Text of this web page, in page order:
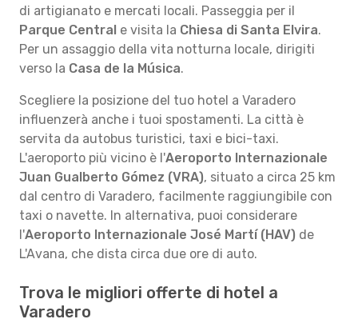
di artigianato e mercati locali. Passeggia per il
Parque Central e visita la Chiesa di Santa Elvira.
Per un assaggio della vita notturna locale, dirigiti
verso la Casa de la Música.
Scegliere la posizione del tuo hotel a Varadero
influenzerà anche i tuoi spostamenti. La città è
servita da autobus turistici, taxi e bici-taxi.
L'aeroporto più vicino è l'Aeroporto Internazionale
Juan Gualberto Gómez (VRA), situato a circa 25 km
dal centro di Varadero, facilmente raggiungibile con
taxi o navette. In alternativa, puoi considerare
l'Aeroporto Internazionale José Martí (HAV) de
L'Avana, che dista circa due ore di auto.
Trova le migliori offerte di hotel a
Varadero